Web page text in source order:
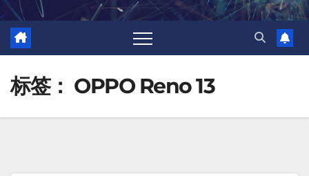
标签： OPPO Reno 13